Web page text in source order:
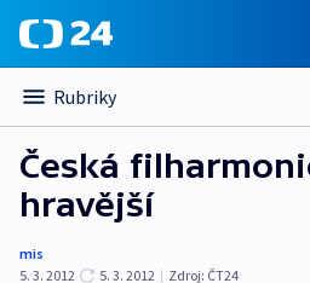
Rubriky
Česká
hravější
mis
5. 3. 2012
5. 3. 2012 | Zdroj: ČT24